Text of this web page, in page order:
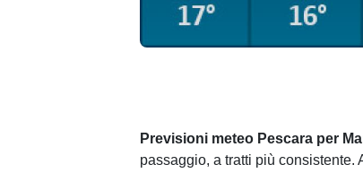
Previsioni meteo Pescara per
passaggio, a tratti più consistente.